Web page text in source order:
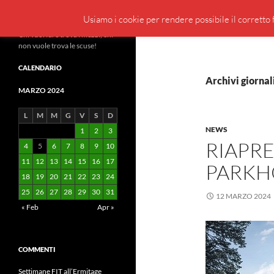
Vai
contenuto
Archivi
NEWS
12 MARZO 2024
Chi vuol fare trova i mezzi, chi
non vuole trova le scuse!
CALENDARIO
MARZO 2024
L M M G V S
D
1
2
3
4
5 6 7 8 9
10
11
12 13 14 15 16
17
18
19 20 21 22 23 24
25
26 27 28 29 30
31
« Feb
Apr »
COMMENTI
Settimane FIT all’Ermitage
Usiamo i cookie per rendere possibile il